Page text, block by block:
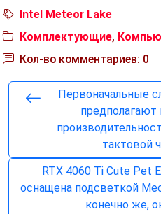
Intel Meteor Lake
Комплектующие,
Кол-во комментариев: 0
Первоначальные
предполагают
тактовой
RTX 4060 Ti Cute Pet
оснащена подсветкой
конечно же,